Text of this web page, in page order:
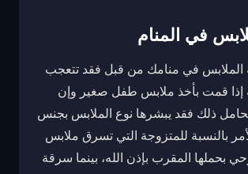
في المنام
الملابس في منامك من قبل فقد تتعجب
قمت بأخذ ملابس طفل صغير وإن
ذلك فقد يبشرها نوع الملابس بجنس
بالنسبة للمتزوجة التي تسرق ملابس
بحملها المقرب بإذن الله، بينما سرقة